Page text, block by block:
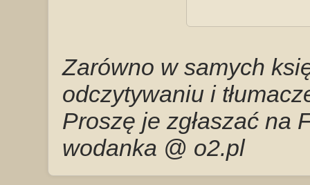
Zarówno w samych
odczytywaniu i
Proszę je zgłaszać na
wodanka @ o2.pl